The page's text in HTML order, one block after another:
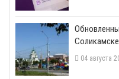
Соликамске
04 августа